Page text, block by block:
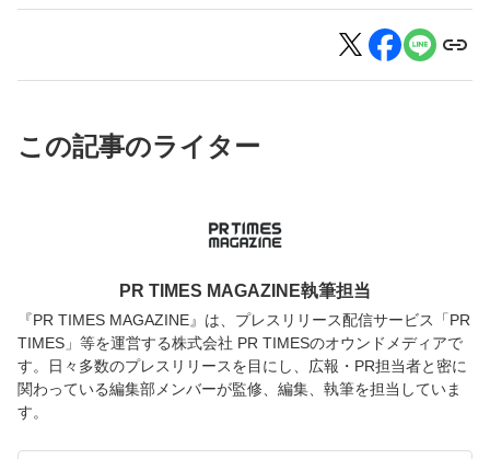
この記事のライター
PR TIMES MAGAZINE執筆担当
『PR TIMES MAGAZINE』は、プレスリリース配信サービス「PR
TIMES」等を運営する株式会社 PR TIMESのオウンドメディアで
す。日々多数のプレスリリースを目にし、広報・PR担当者と密に
関わっている編集部メンバーが監修、編集、執筆を担当していま
す。